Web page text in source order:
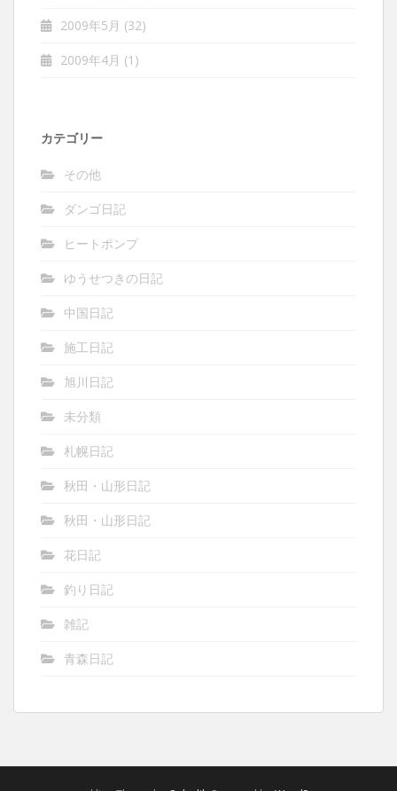
2009年5月 (32)
2009年4月 (1)
カテゴリー
その他
ダンゴ日記
ヒートポンプ
ゆうせつきの日記
中国日記
施工日記
旭川日記
未分類
札幌日記
秋田・山形日記
秋田・山形日記
花日記
釣り日記
雑記
青森日記